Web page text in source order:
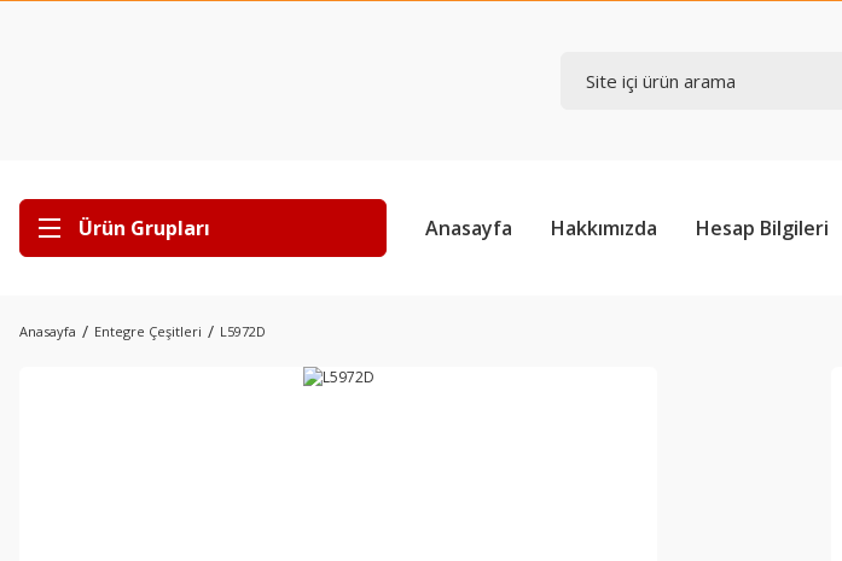
Ürün Grupları Anasayfa Hakkımızda Hesap Bilgileri
Anasayfa Entegre Çeşitleri L5972D